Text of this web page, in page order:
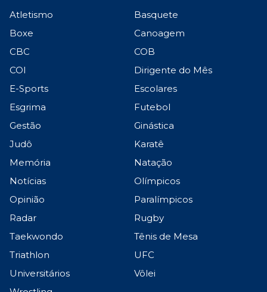
Atletismo
Basquete
Boxe
Canoagem
CBC
COB
COI
Dirigente do Mês
E-Sports
Escolares
Esgrima
Futebol
Gestão
Ginástica
Judô
Karatê
Memória
Natação
Notícias
Olímpicos
Opinião
Paralímpicos
Radar
Rugby
Taekwondo
Tênis de Mesa
Triathlon
UFC
Universitários
Vôlei